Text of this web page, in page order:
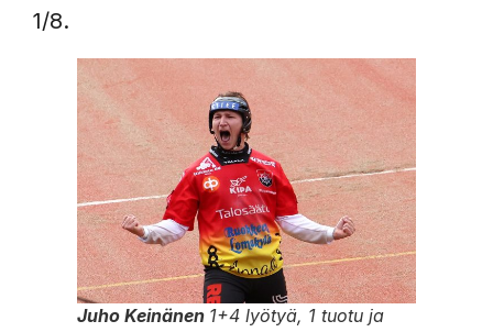
1/8.
Juho Keinänen 1+4 lyötyä, 1 tuotu ja